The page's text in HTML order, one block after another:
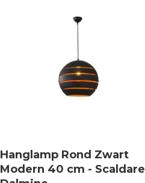
Hanglamp Rond Zwart
Modern 40 cm - Scaldare